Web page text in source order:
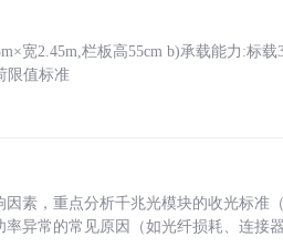
宽2.45m,栏板高55cm b)承载能力:标载
限值标准
素，重点分析千兆光模块的收光标准
异常的常见原因（如光纤损耗、连接